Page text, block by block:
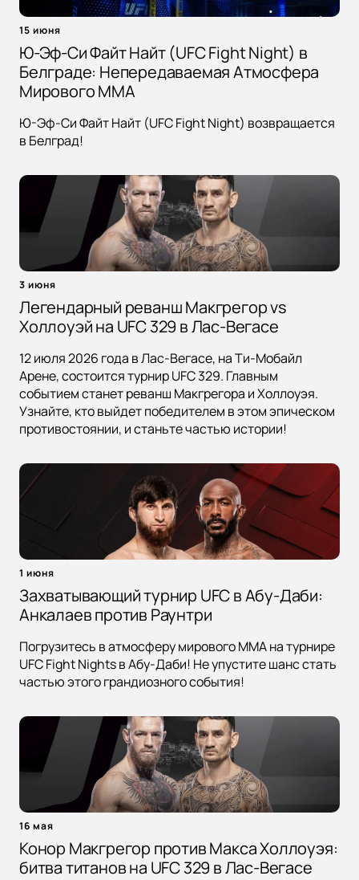
15 июня
Ю-Эф-Си Файт Найт (UFC Fight Night) в
Белграде: Непередаваемая Атмосфера
Мирового MMA
Ю-Эф-Си Файт Найт (UFC Fight Night) возвращается
в Белград!
3 июня
Легендарный реванш Макгрегор vs
Холлоуэй на UFC 329 в Лас-Вегасе
12 июля 2026 года в Лас-Вегасе, на Ти-Мобайл
Арене, состоится турнир UFC 329. Главным
событием станет реванш Макгрегора и Холлоуэя.
Узнайте, кто выйдет победителем в этом эпическом
противостоянии, и станьте частью истории!
1 июня
Захватывающий турнир UFC в Абу-Даби:
Анкалаев против Раунтри
Погрузитесь в атмосферу мирового MMA на турнире
UFC Fight Nights в Абу-Даби! Не упустите шанс стать
частью этого грандиозного события!
16 мая
Конор Макгрегор против Макса Холлоуэя:
битва титанов на UFC 329 в Лас-Вегасе